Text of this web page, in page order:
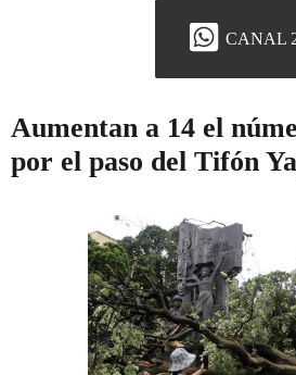
CANAL
Aumentan a 14 el
por el paso del Tifón